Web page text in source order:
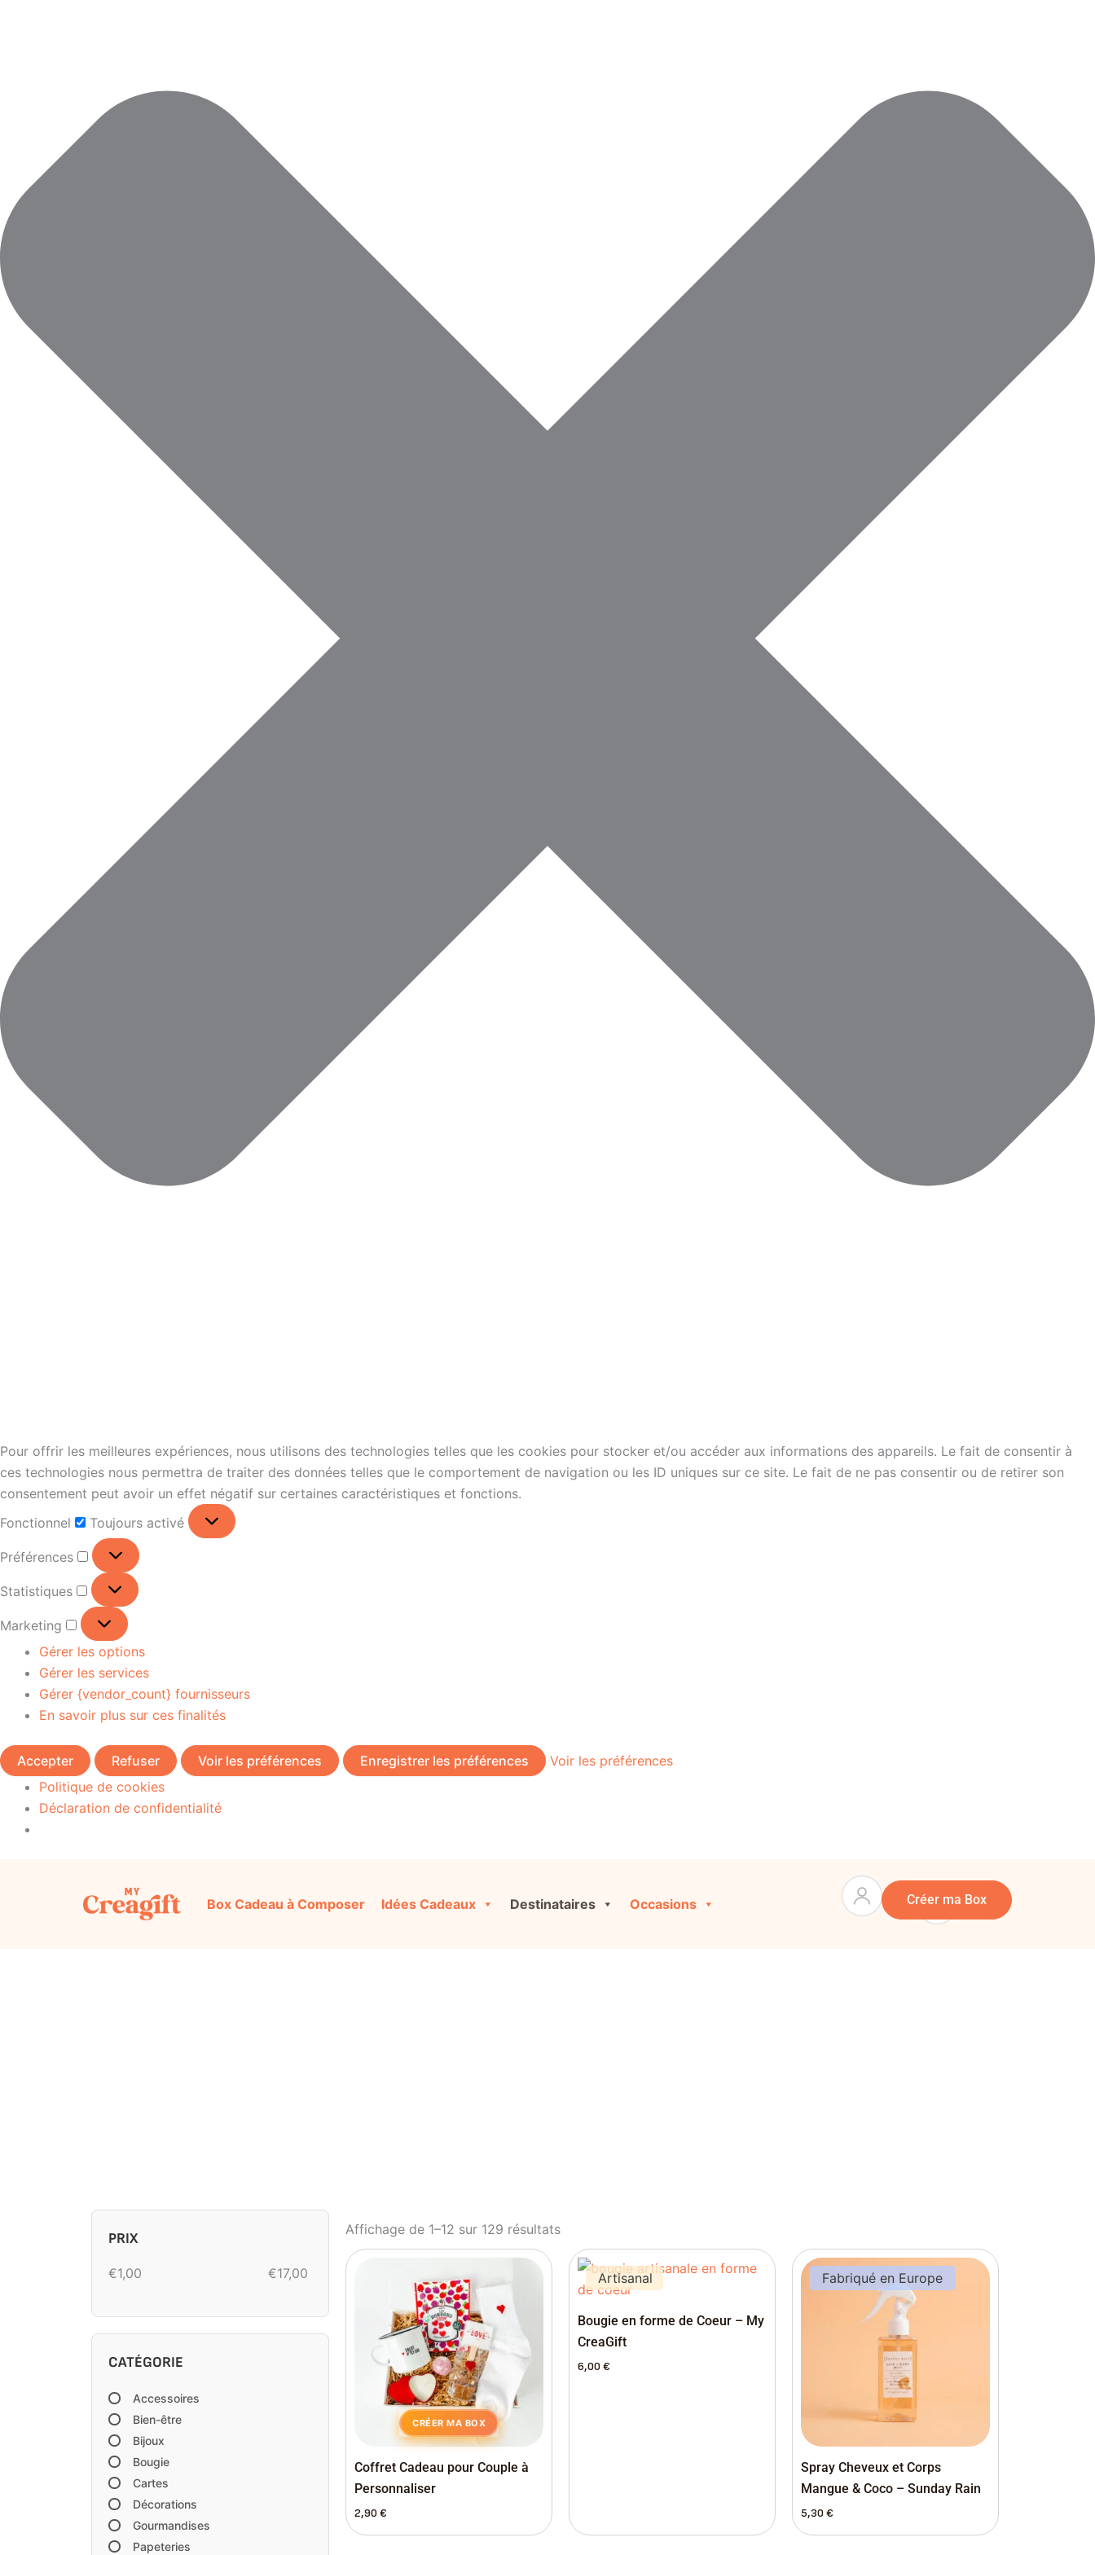
Pour offrir les meilleures expériences, nous utilisons des technologies telles que les cookies pour stocker et/ou accéder aux informations des appareils. Le fait de consentir à
ces technologies nous permettra de traiter des données telles que le comportement de navigation ou les ID uniques sur ce site. Le fait de ne pas consentir ou de retirer son
consentement peut avoir un effet négatif sur certaines caractéristiques et fonctions.
Fonctionnel
Toujours activé
Préférences
Statistiques
Marketing
Gérer les options
Gérer les services
Gérer {vendor_count} fournisseurs
En savoir plus sur ces finalités
Accepter Refuser Voir les préférences Enregistrer les préférences
Voir les préférences
Politique de cookies
Déclaration de confidentialité
Box Cadeau à Composer Idées Cadeaux Destinataires Occasions Panier
Créer ma Box
PRIX
€1,00 €17,00
CATÉGORIE
Accessoires
Bien-être
Bijoux
Bougie
Cartes
Décorations
Gourmandises
Papeteries
Affichage de 1–12 sur 129 résultats
CRÉER MA BOX
Coffret Cadeau pour Couple à
Personnaliser
2,90€
Artisanal
Bougie en forme de Coeur – My
CreaGift
6,00€
Fabriqué en Europe
Spray Cheveux et Corps
Mangue & Coco – Sunday Rain
5,30€